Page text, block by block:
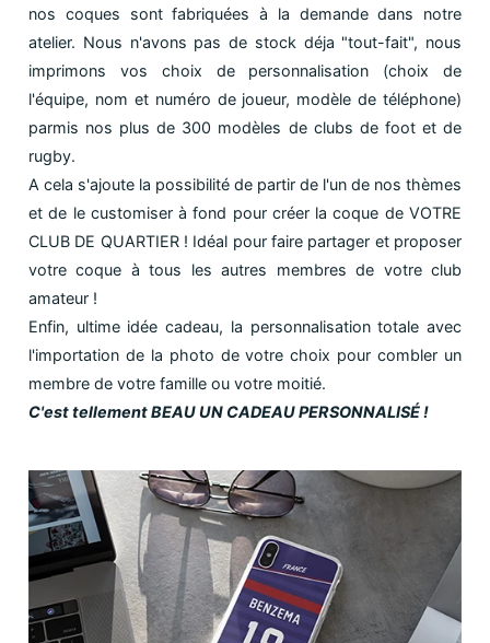
nos coques sont fabriquées à la demande dans notre
atelier. Nous n'avons pas de stock déja "tout-fait", nous
imprimons vos choix de personnalisation (choix de
l'équipe, nom et numéro de joueur, modèle de téléphone)
parmis nos plus de 300 modèles de clubs de foot et de
rugby.
A cela s'ajoute la possibilité de partir de l'un de nos thèmes
et de le customiser à fond pour créer la coque de VOTRE
CLUB DE QUARTIER ! Idéal pour faire partager et proposer
votre coque à tous les autres membres de votre club
amateur !
Enfin, ultime idée cadeau, la personnalisation totale avec
l'importation de la photo de votre choix pour combler un
membre de votre famille ou votre moitié.
C'est tellement BEAU UN CADEAU PERSONNALISÉ !